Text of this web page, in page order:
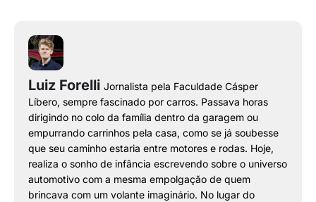
Luiz Forelli Jornalista pela Faculdade Cásper
Líbero, sempre fascinado por carros. Passava horas
dirigindo no colo da família dentro da garagem ou
empurrando carrinhos pela casa, como se já soubesse
que seu caminho estaria entre motores e rodas. Hoje,
realiza o sonho de infância escrevendo sobre o universo
automotivo com a mesma empolgação de quem
brincava com um volante imaginário. No lugar do